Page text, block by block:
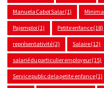
Manuela Cabot Salar(1) Minima
Pajemploi (1) Petite enfance(18)
représentativité(2) Salaire(12)
salarié du particulier employeur(15)
Service public de la petite enfance(1)